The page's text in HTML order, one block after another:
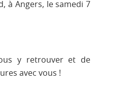
à Angers, le samedi 7
y retrouver et de
avec vous !